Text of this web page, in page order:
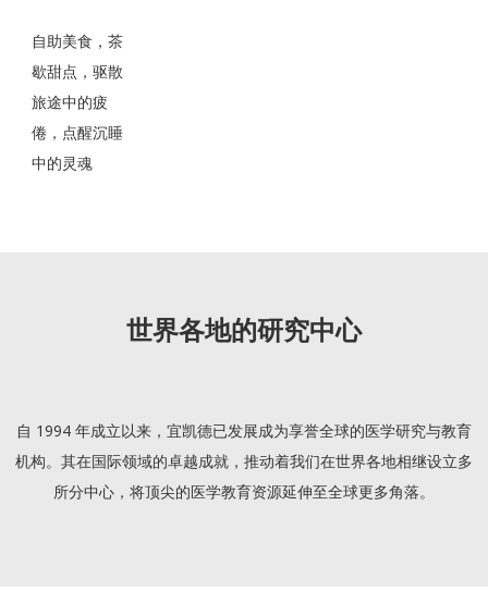
自助美食，茶
歇甜点，驱散
旅途中的疲
倦，点醒沉睡
中的灵魂
世界各地的研究中心
自 1994 年成立以来，宜凯德已发展成为享誉全球的医学研究与教育
机构。其在国际领域的卓越成就，推动着我们在世界各地相继设立多
所分中心，将顶尖的医学教育资源延伸至全球更多角落。